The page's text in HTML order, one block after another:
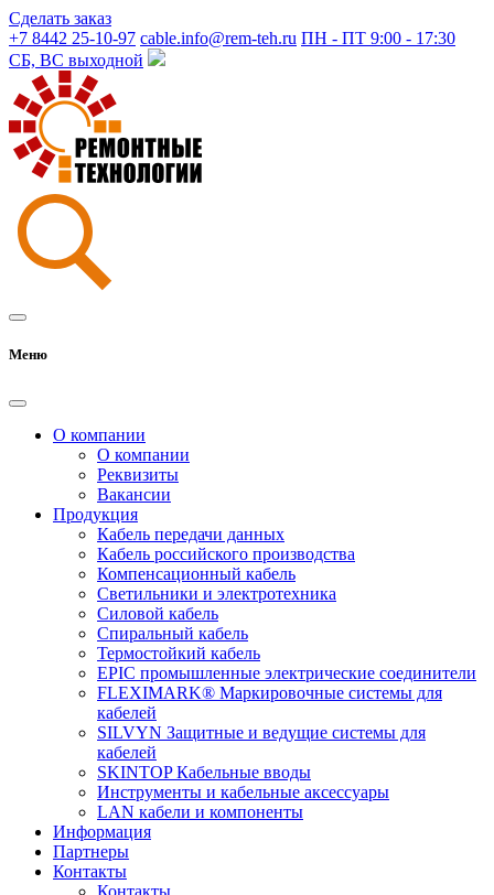
Сделать заказ
+7 8442 25-10-97 cable.info@rem-teh.ru ПН - ПТ 9:00 - 17:30
СБ, ВС выходной
Меню
О компании
О компании
Реквизиты
Вакансии
Продукция
Кабель передачи данных
Кабель российского производства
Компенсационный кабель
Светильники и электротехника
Силовой кабель
Спиральный кабель
Термостойкий кабель
EPIC промышленные электрические соединители
FLEXIMARK® Маркировочные системы для
кабелей
SILVYN Защитные и ведущие системы для
кабелей
SKINTOP Кабельные вводы
Инструменты и кабельные аксессуары
LAN кабели и компоненты
Информация
Партнеры
Контакты